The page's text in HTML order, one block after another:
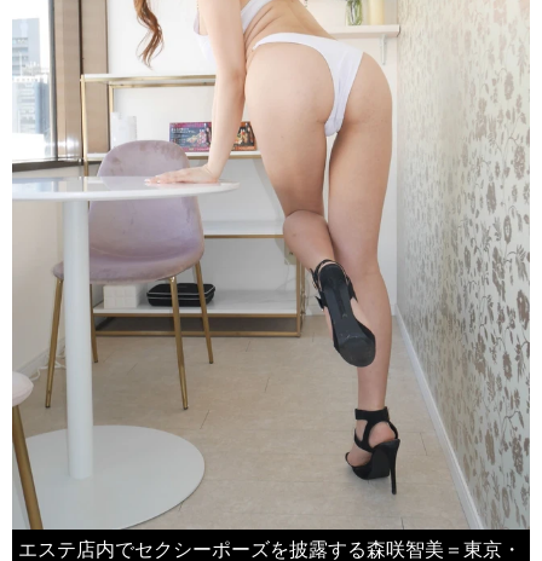
エステ店内でセクシーポーズを披露する森咲智美＝東京・